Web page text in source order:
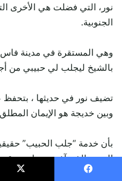
نور، التي فضلت هي الأخرى
الجنوبية.
وهي المستقرة في مدينة فاس
بالشيخ ليجلب لي حبيبي من
تضيف نور في حديثها ، بتحفظ
وبين خديجة هو الإيمان
بأن خدمة “جلب الحبيب”
السحر الذي آذتني به إحدى
عرض للزواج منذ ثلاثة سنوات.